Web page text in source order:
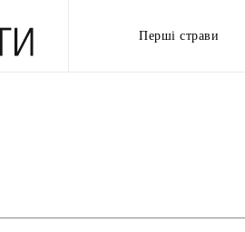
Перші страви